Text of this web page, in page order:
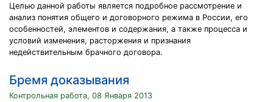
Целью данной работы является подробное рассмотрение и
анализ понятия общего и договорного режима в России, его
особенностей, элементов и содержания, а также процесса и
условий изменения, расторжения и признания
недействительным брачного договора.
Бремя доказывания
Контрольная работа, 08 Января 2013